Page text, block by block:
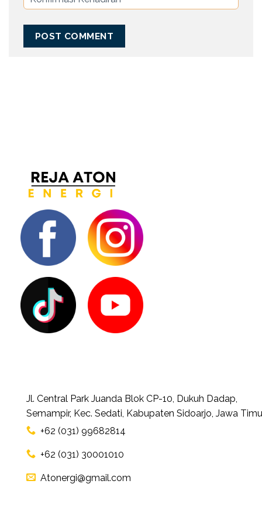
Jl. Central Park Juanda Blok CP-10, Dukuh Dadap,
Semampir, Kec. Sedati, Kabupaten Sidoarjo, Jawa
+62 (031) 99682814
+62 (031) 30001010
Atonergi@gmail.com